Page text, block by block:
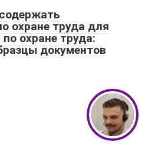
охране труда для
охране труда:
документов